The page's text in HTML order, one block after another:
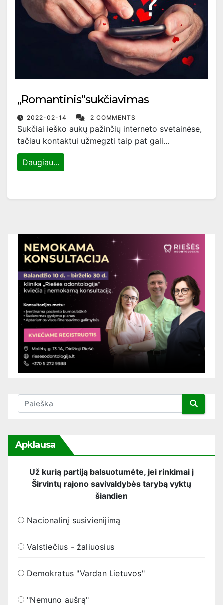
„Romantinis“sukčiavimas
2022-02-14 2 COMMENTS
Sukčiai ieško aukų pažinčių interneto svetainėse,
tačiau kontaktui užmegzti taip pat gali…
Daugiau...
Apklausa
Už kurią partiją balsuotumėte, jei rinkimai į
Širvintų rajono savivaldybės tarybą vyktų
šiandien
Nacionalinį susivienijimą
Valstiečius - žaliuosius
Demokratus "Vardan Lietuvos"
"Nemuno aušrą"